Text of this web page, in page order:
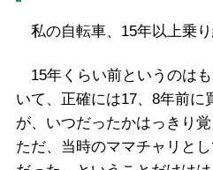
私の自転車、15年以上乗り
15年くらい前というのは
いて、正確には17、8年前に
が、いつだったかはっきり
ただ、当時のママチャリと